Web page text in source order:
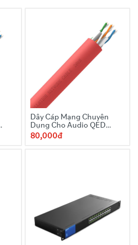
Dây Cáp Mạng Chuyên
Dụng Cho Audio QED
QXCAT6 UTP
80,000đ